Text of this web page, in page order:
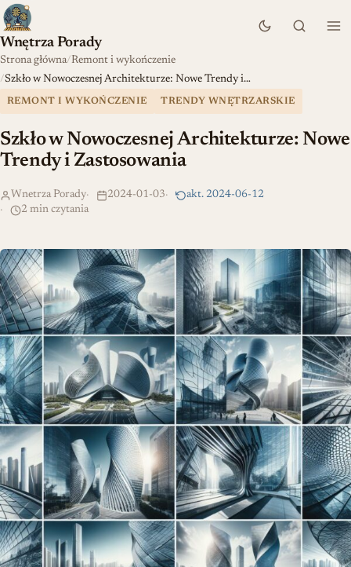
Wnętrza Porady
Strona główna Remont i wykończenie
Szkło w Nowoczesnej Architekturze: Nowe Trendy i…
REMONT I WYKOŃCZENIE TRENDY WNĘTRZARSKIE
Szkło w Nowoczesnej Architekturze: Nowe
Trendy i Zastosowania
Wnetrza Porady 2024-01-03
akt. 2024-06-12
2 min czytania